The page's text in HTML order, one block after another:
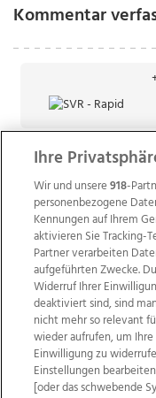
Kommentar
Wir über uns
Ihre
Wir und unsere918-
personenbezogene
Kennungen auf Ihrem
aktivieren Sie Tracking-
Partner verarbeiten
aufgeführten Zwecke.
Widerruf Ihrer
deaktiviert sind, sind
nicht mehr so relevant
wieder aufrufen, um
Einwilligung zu
Einstellungen
[oder das schwebende